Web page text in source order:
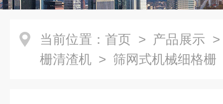
当前位置： 首页 > 产品展示
栅清渣机 > 筛网式机械细格栅